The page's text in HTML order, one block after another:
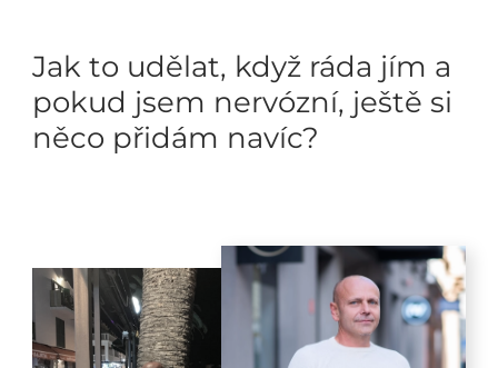
Jak to udělat, když ráda jím a
pokud jsem nervózní, ještě si
něco přidám navíc?